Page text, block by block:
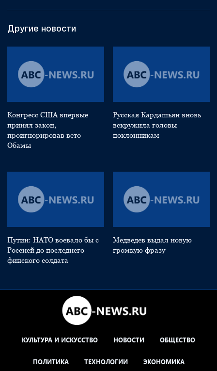
Другие новости
Конгресс США впервые
принял закон,
проигнорировав вето
Обамы
Русская Кардашьян вновь
вскружила головы
поклонникам
Путин: НАТО воевало бы с
Россией до последнего
финского солдата
Медведев выдал новую
громкую фразу
КУЛЬТУРА И ИСКУССТВО НОВОСТИ ОБЩЕСТВО
ПОЛИТИКА ТЕХНОЛОГИИ ЭКОНОМИКА